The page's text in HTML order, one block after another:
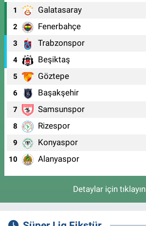
1 Galatasaray
2 Fenerbahçe
3 Trabzonspor
4 Beşiktaş
5 Göztepe
6 Başakşehir
7 Samsunspor
8 Rizespor
9 Konyaspor
10 Alanyaspor
Detaylar için tıklayın